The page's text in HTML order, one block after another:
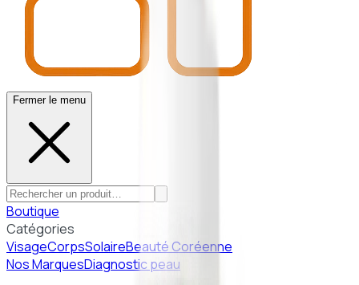
Fermer le menu
Boutique
Catégories
VisageCorpsSolaireBeauté Coréenne
Nos MarquesDiagnostic peau